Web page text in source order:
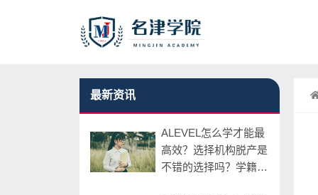
最新资讯
ALEVEL怎么学才能最
高效？选择机构脱产是
不错的选择吗？学籍怎